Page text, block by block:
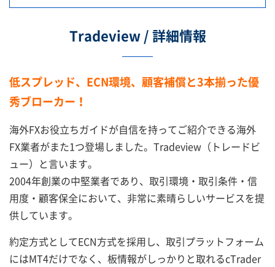
Tradeview / 詳細情報
低スプレッド、ECN環境、顧客補償と3本揃った優
秀ブローカー！
海外FXお役立ちガイドが自信を持ってご紹介できる海外
FX業者がまた1つ登場しました。Tradeview（トレードビ
ュー）と言います。
2004年創業の中堅業者であり、取引環境・取引条件・信
用度・顧客保全において、非常に素晴らしいサービスを提
供しています。
約定方式としてECN方式を採用し、取引プラットフォーム
にはMT4だけでなく、板情報がしっかりと取れるcTrader